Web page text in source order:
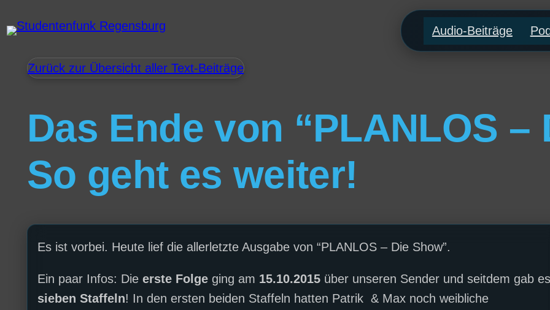
Audio-Beiträge
Zurück zur Übersicht aller Text-Beiträge
Das Ende von “PLANLOS –
So geht es weiter!
Es ist vorbei. Heute lief die allerletzte Ausgabe von “PLANLOS – Die Show”.
Ein paar Infos: Die erste Folge ging am 15.10.2015 über unseren Sender und seitdem gab es
sieben Staffeln! In den ersten beiden Staffeln hatten Patrik & Max noch weibliche